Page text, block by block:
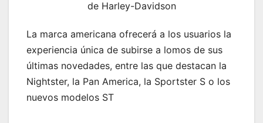
de Harley-Davidson
La marca americana ofrecerá a los usuarios la
experiencia única de subirse a lomos de sus
últimas novedades, entre las que destacan la
Nightster, la Pan America, la Sportster S o los
nuevos modelos ST